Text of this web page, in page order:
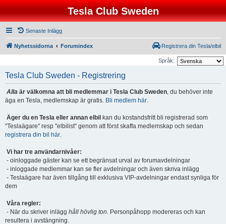
Tesla Club Sweden
Senaste Inlägg
Nyhetssidorna Forumindex Registrera din Tesla/elbil
Språk:
Tesla Club Sweden - Registrering
Alla är välkomna att bli medlemmar i Tesla Club Sweden, du behöver inte
äga en Tesla, medlemskap är gratis. Bli medlem här.
Äger du en Tesla eller annan elbil kan du kostandsfritt bli registrerad som
"Teslaägare" resp "elbilist" genom att först skaffa medlemskap och sedan
registrera din bil här.
Vi har tre användarnivåer:
- oinloggade gäster kan se ett begränsat urval av forumavdelningar
- inloggade medlemmar kan se fler avdelningar och även skriva inlägg
- Teslaägare har även tillgång till exklusiva VIP-avdelningar endast synliga för
dem
Våra regler:
- När du skriver inlägg håll hövlig ton. Personpåhopp modereras och kan
resultera i avstängning.